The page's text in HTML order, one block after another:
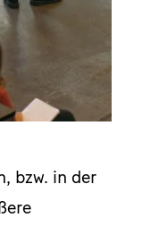
bzw. in der